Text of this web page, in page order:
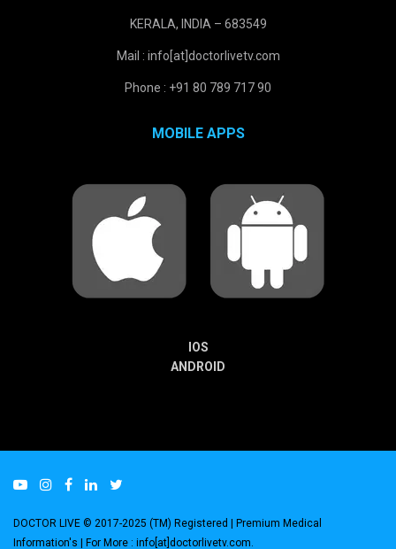
KERALA, INDIA – 683549
Mail : info[at]doctorlivetv.com
Phone : +91 80 789 717 90
MOBILE APPS
IOS
ANDROID
DOCTOR LIVE © 2017-2025 (TM) Registered
| Premium Medical
Information's |
For More : info[at]doctorlivetv.com.